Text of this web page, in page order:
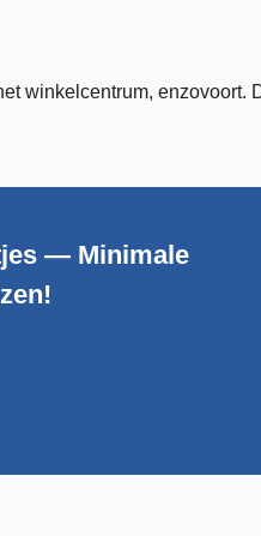
winkelcentrum, enzovoort.
— Minimale